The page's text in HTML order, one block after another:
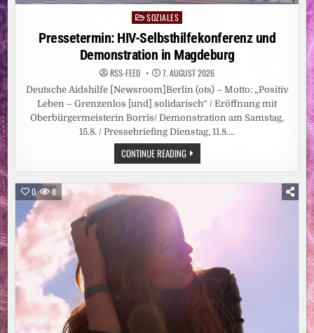
Posted
in
SOZIALES
Pressetermin: HIV-Selbsthilfekonferenz und
Demonstration in Magdeburg
RSS-FEED 7. AUGUST 2026
Deutsche Aidshilfe [Newsroom]Berlin (ots) – Motto: „Positiv
Leben – Grenzenlos [und] solidarisch“ / Eröffnung mit
Oberbürgermeisterin Borris/ Demonstration am Samstag,
15.8. / Pressebriefing Dienstag, 11.8….
CONTINUE READINGPRESSETERMIN:
HIV-
SELBSTHILFEKONFERENZ
0 8